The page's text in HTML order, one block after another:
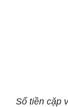
Số tiền cặp